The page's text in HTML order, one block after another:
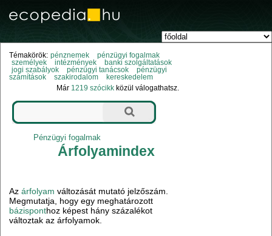
Témakörök: pénznemek
pénzügyi fogalmak
személyek
intézmények
banki szolgáltatások
jogi szabályok
pénzügyi tanácsok
pénzügyi
számítások
szakirodalom
kereskedelem
Már 1219 szócikk közül válogathatsz.
Pénzügyi fogalmak
Árfolyamindex
Azárfolyam változását mutató jelzőszám.
Megmutatja, hogy egy meghatározott
bázisponthoz képest hány százalékot
változtak az árfolyamok.